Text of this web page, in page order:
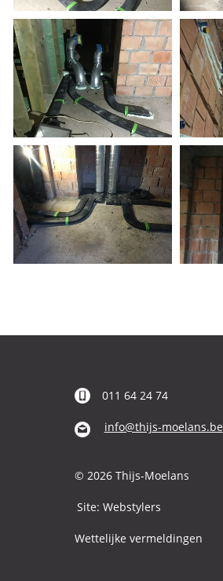
© 2026 Thijs-Moelans
Site: Webstylers
Wettelijke vermeldingen
011 64 24 74
info@thijs-moelans.be